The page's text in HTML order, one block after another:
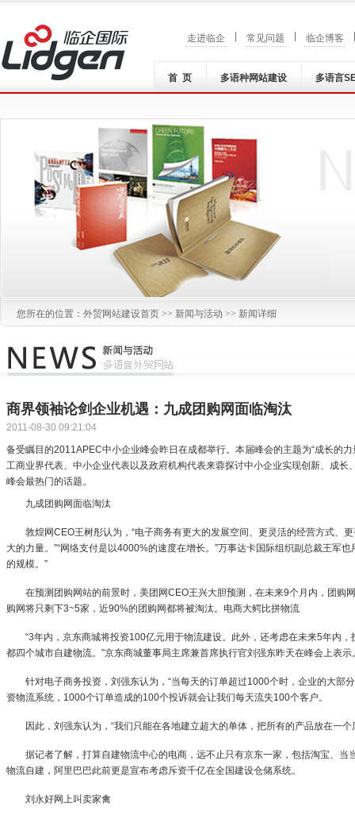
走进临企 常见问题 临企博客
首 页 多语种网站建设 多语言
您所在的位置： 外贸网站建设首页 >> 新闻与活动 >> 新闻详细
商界领袖论剑企业机遇：九成团购网面临淘汰
2011-08-30 09:21:04
备受瞩目的2011APEC中小企业峰会昨日在成都举行。本届峰会的主题为“成长的
工商业界代表、中小企业代表以及政府机构代表来蓉探讨中小企业实现创新、成长
峰会最热门的话题。
九成团购网面临淘汰
敦煌网CEO王树彤认为，“电子商务有更大的发展空间、更灵活的经营方式、
大的力量。”“网络支付是以4000%的速度在增长。”万事达卡国际组织副总裁王军
的规模。”
在预测团购网站的前景时，美团网CEO王兴大胆预测，在未来9个月内，团购网
购网将只剩下3~5家，近90%的团购网都将被淘汰。电商大鳄比拼物流
“3年内，京东商城将投资100亿元用于物流建设。此外，还考虑在未来5年内，
都四个城市自建物流。”京东商城董事局主席兼首席执行官刘强东昨天在峰会上表示
针对电子商务投资，刘强东认为，“当每天的订单超过1000个时，企业的大部
资物流系统，1000个订单造成的100个投诉就会让我们每天流失100个客户。
因此，刘强东认为，“我们只能在各地建立超大的单体，把所有的产品放在一个
据记者了解，打算自建物流中心的电商，远不止只有京东一家，包括淘宝、当
物流自建，阿里巴巴此前更是宣布考虑斥资千亿在全国建设仓储系统。
刘永好网上叫卖家禽